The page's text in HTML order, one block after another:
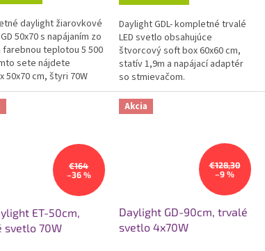
daylight žiarovkové
50x70 s napájaním zo
teplotou 5 500
sete nájdete
50x70 cm, štyri 70W
žiarovky a 2,2
Daylight GDL- kompletné trvalé
LED svetlo obsahujúce
štvorcový soft box 60x60 cm,
statív 1,9m a napájací adaptér
so stmievačom.
€164
–36 %
ET-50cm,
svetlo 70W
Akcia
€128,30
–9 %
Daylight GD-90cm, trvalé
svetlo 4x70W